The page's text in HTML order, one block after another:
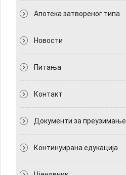
Апотека затвореног типа
Новости
Питања
Контакт
Документи за преузимање
Континуирана едукација